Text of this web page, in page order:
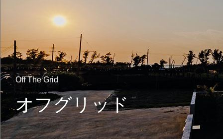
Off The Grid
オフグリッド